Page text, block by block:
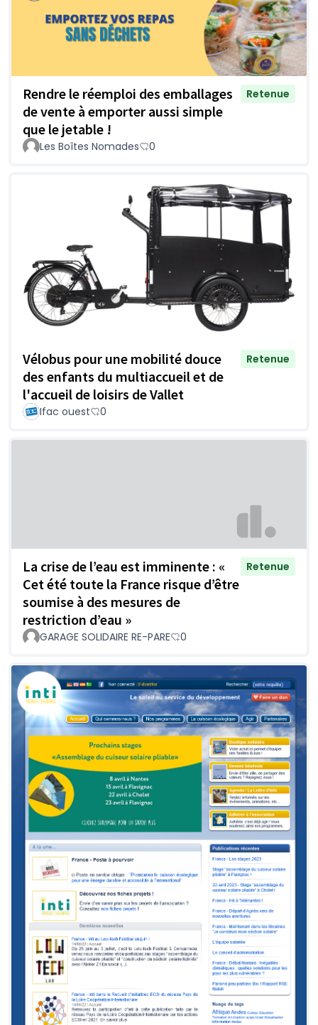
Rendre le réemploi des emballages
de vente à emporter aussi simple
que le jetable !
Retenue
Les Boîtes Nomades 0
Vélobus pour une mobilité douce
des enfants du multiaccueil et de
l'accueil de loisirs de Vallet
Retenue
Ifac ouest 0
La crise de l’eau est imminente : «
Cet été toute la France risque d’être
soumise à des mesures de
restriction d’eau »
Retenue
GARAGE SOLIDAIRE RE-PARE 0